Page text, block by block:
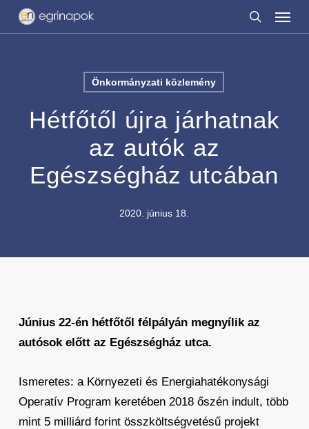
Skip
search
Menu
Önkormányzati közlemény
Hétfőtől újra járhatnak
az autók az
Egészségház utcában
2020. június 18.
Június 22-én hétfőtől félpályán megnyílik az
autósok előtt az Egészségház utca.
Ismeretes: a Környezeti és Energiahatékonysági
Operatív Program keretében 2018 őszén indult, több
mint 5 milliárd forint összköltségvetésű projekt